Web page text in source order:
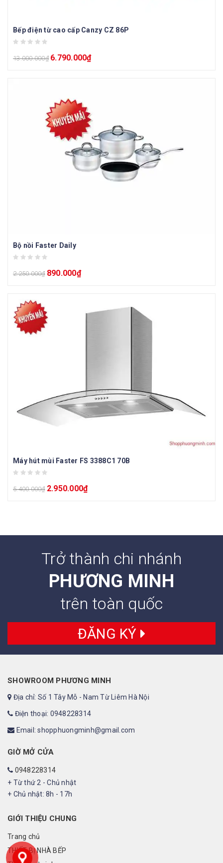
Bếp điện từ cao cấp Canzy CZ 86P
13.000.000₫ 6.790.000₫
Bộ nồi Faster Daily
2.250.000₫ 890.000₫
Máy hút mùi Faster FS 3388C1 70B
5.400.000₫ 2.950.000₫
Trở thành chi nhánh
PHƯƠNG MINH
trên toàn quốc
ĐĂNG KÝ
SHOWROOM PHƯƠNG MINH
Địa chỉ: Số 1 Tây Mỗ - Nam Từ Liêm Hà Nội
Điện thoại: 0948228314
Email: shopphuongminh@gmail.com
GIỜ MỞ CỬA
0948228314
+ Từ thứ 2 - Chủ nhật
+ Chủ nhật: 8h - 17h
GIỚI THIỆU CHUNG
Trang chủ
THIẾT BỊ NHÀ BẾP